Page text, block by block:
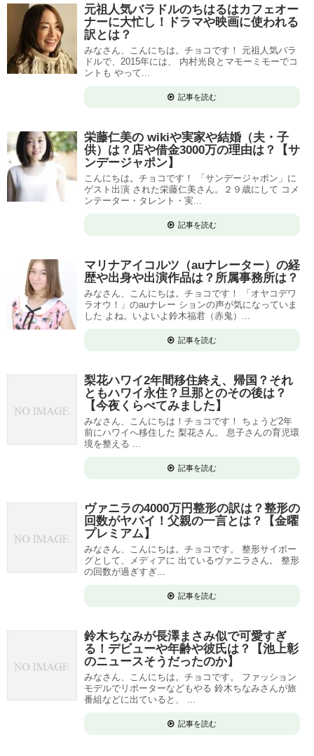
元祖人気バラドルのちはるはカフェオー
ナーに大忙し！ドラマや映画に使われる
訳とは？
みなさん、こんにちは。チョコです！ 元祖人気バラ
ドルで、2015年には、 内村光良とマモーミモーでコ
ントも やって...
記事を読む
栄藤仁美の wikiや実家や結婚（夫・子
供）は？店や借金3000万の理由は？【サ
ンデージャポン】
こんにちは。チョコです！ 「サンデージャポン」に
ゲスト出演 された栄藤仁美さん。２９歳にして コメ
ンテーター・タレント・実...
記事を読む
マリナアイコルツ（auナレーター）の経
歴や出身や出演作品は？所属事務所は？
みなさん、こんにちは。チョコです！ 「オヤコデワ
ラオウ！」のauナレー ションの声が気になっていま
した よね。いよいよ鈴木福君（赤鬼）...
記事を読む
梨花ハワイ2年間移住終え、帰国？それ
ともハワイ永住？旦那とのその後は？
【今夜くらべてみました】
みなさん、こんにちは！チョコです！ ちょうど2年
前にハワイへ移住した 梨花さん。 息子さんの育児環
境を整える ...
記事を読む
ヴァニラの4000万円整形の訳は？整形の
回数がヤバイ！父親の一言とは？【金曜
プレミアム】
みなさん、こんにちは。チョコです。 整形サイボー
グとして、メディアに 出ているヴァニラさん。 整形
の回数が過ぎすぎ...
記事を読む
鈴木ちなみが長澤まさみ似で可愛すぎ
る！デビューや年齢や彼氏は？【池上彰
のニュースそうだったのか】
みなさん、こんにちは。チョコです。 ファッション
モデルでリポーターなどもやる 鈴木ちなみさんが旅
番組などに出ていると、 ...
記事を読む